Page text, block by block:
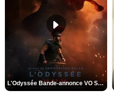
L'Odyssée Bande-annonce VO STFR